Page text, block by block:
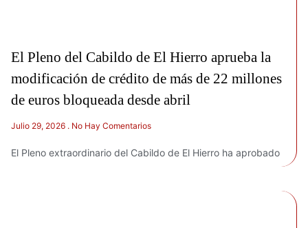
El Pleno del Cabildo de El Hierro aprueba la
modificación de crédito de más de 22 millones
de euros bloqueada desde abril
Julio 29, 2026 No Hay Comentarios
El Pleno extraordinario del Cabildo de El Hierro ha aprobado